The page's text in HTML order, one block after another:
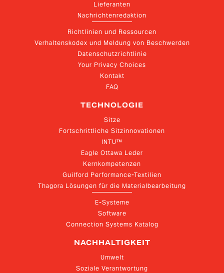
Lieferanten
Nachrichtenredaktion
Richtlinien und Ressourcen
Verhaltenskodex und Meldung von Beschwerden
Datenschutzrichtlinie
Your Privacy Choices
Kontakt
FAQ
TECHNOLOGIE
Sitze
Fortschrittliche Sitzinnovationen
INTU™
Eagle Ottawa Leder
Kernkompetenzen
Guilford Performance-Textilien
Thagora Lösungen für die Materialbearbeitung
E-Systeme
Software
Connection Systems Katalog
NACHHALTIGKEIT
Umwelt
Soziale Verantwortung